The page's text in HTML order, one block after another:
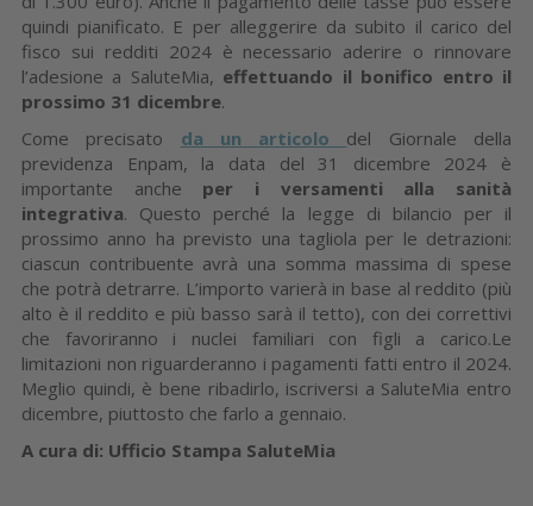
quindi pianificato. E per alleggerire da subito il carico del
fisco sui redditi 2024 è necessario aderire o rinnovare
l’adesione a SaluteMia, effettuando il bonifico entro il
prossimo 31 dicembre.
Come precisato da un articolo del Giornale della
previdenza Enpam, la data del 31 dicembre 2024 è
importante anche per i versamenti alla sanità
integrativa. Questo perché la legge di bilancio per il
prossimo anno ha previsto una tagliola per le detrazioni:
ciascun contribuente avrà una somma massima di spese
che potrà detrarre. L’importo varierà in base al reddito (più
alto è il reddito e più basso sarà il tetto), con dei correttivi
che favoriranno i nuclei familiari con figli a carico.Le
limitazioni non riguarderanno i pagamenti fatti entro il 2024.
Meglio quindi, è bene ribadirlo, iscriversi a SaluteMia entro
dicembre, piuttosto che farlo a gennaio.
A cura di: Ufficio Stampa SaluteMia